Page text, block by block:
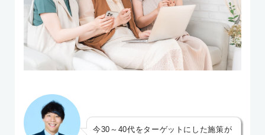
今30～40代をターゲットにした施策が